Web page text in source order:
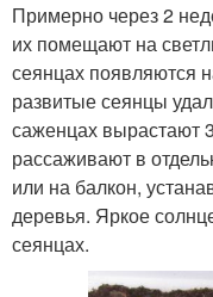
Примерно через 2
их помещают на
сеянцах появляются
развитые сеянцы
саженцах вырастают
рассаживают в
или на балкон,
деревья. Яркое
сеянцах.